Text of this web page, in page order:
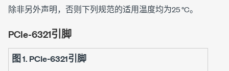
除非另外声明，否则下列规范的适用温度均为25 °C。
PCIe-6321引脚
图 1. PCIe-6321引脚